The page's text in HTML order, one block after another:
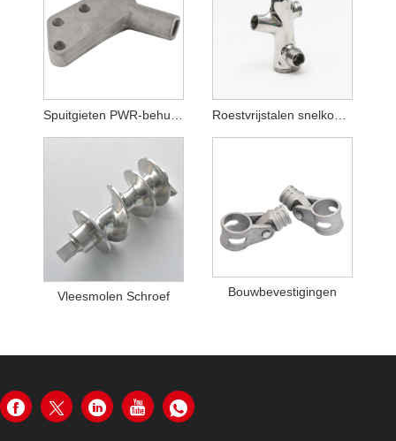
Vleesmolen Schroef Bouwbevestigingen